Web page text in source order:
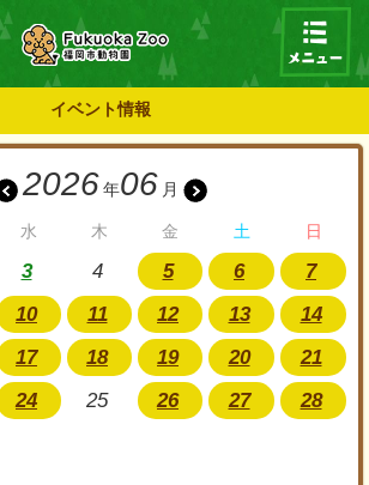
イベント情報
2026 年06 月
水 木 金 土 日
3 4 5 6
7
10 11 12 13
14
17 18 19 20
21
24 25 26 27
28